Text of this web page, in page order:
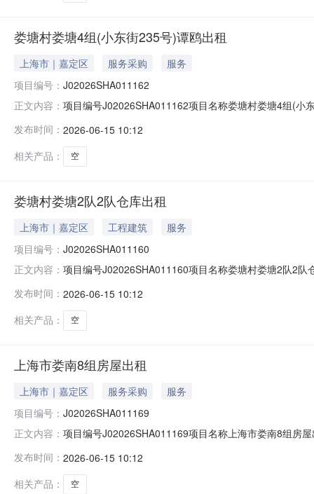
娄塘村娄塘4组(小东街235号)谭鸥出租
上海市｜嘉定区 服务采购
服务
项目编号： J02026SHA011162
正文内容： 项目编号J02026SHA011162项目名称娄塘村娄塘4组(小
124）；联系地址（上海市云岭东路689号1号楼）。反
发布时间： 2026-06-15 10:12
相关产品：
空
娄塘村娄塘2队2队仓库出租
上海市｜嘉定区 工程建筑
服务
项目编号： J02026SHA011160
正文内容： 项目编号J02026SHA011160项目名称娄塘村娄塘2队2
海市云岭东路689号1号楼）。反映情况须实事求是，提
发布时间： 2026-06-15 10:12
相关产品：
空
上海市娄南8组房屋出租
上海市｜嘉定区 服务采购
服务
项目编号： J02026SHA011169
正文内容： 项目编号J02026SHA011169项目名称上海市娄南8组房
（上海市云岭东路689号1号楼）。反映情况须实事求是
发布时间： 2026-06-15 10:12
相关产品：
空